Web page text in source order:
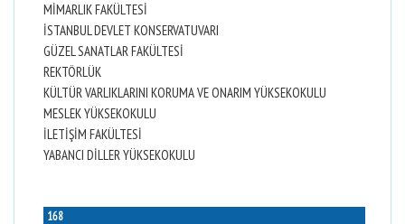
MİMARLIK FAKÜLTESİ
İSTANBUL DEVLET KONSERVATUVARI
GÜZEL SANATLAR FAKÜLTESİ
REKTÖRLÜK
KÜLTÜR VARLIKLARINI KORUMA VE ONARIM YÜKSEKOKULU
MESLEK YÜKSEKOKULU
İLETİŞİM FAKÜLTESİ
YABANCI DİLLER YÜKSEKOKULU
168